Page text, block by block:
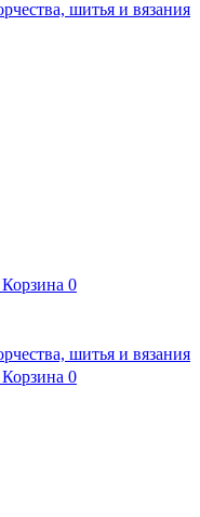
Корзина 0
Корзина 0